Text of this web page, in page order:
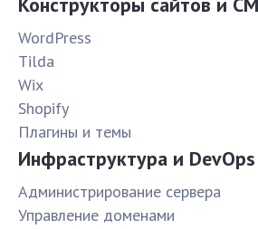
WordPress
Tilda
Wix
Shopify
Плагины и темы
Инфраструктура и DevOps
Администрирование сервера
Управление доменами